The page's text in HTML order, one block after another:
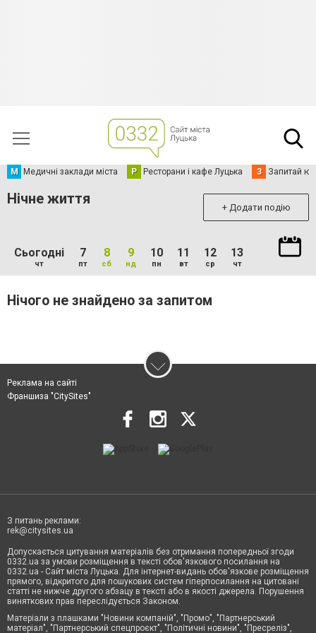
М Медичні заклади міста Р Ресторани і кафе Луцька З Запитай
Нічне життя + Додати подію
Сьогодні
чт
7
пт
8
сб
9
нд
10
пн
11
вт
12
ср
13
чт
Нічого не знайдено за запитом
Реклама на сайті
Франшиза "CitySites"
З питань реклами:
rek@citysites.ua
Допускається цитування матеріалів без отримання попередньої згоди
0332.ua за умови розміщення в тексті обов'язкового посилання на
0332.ua - Сайт міста Луцька. Для інтернет-видань обов'язкове розміщення
прямого, відкритого для пошукових систем гіперпосилання на цитовані
статті не нижче другого абзацу в тексті або в якості джерела. Порушення
виняткових прав переслідується Законом.
Матеріали з плашками "Новини компаній", "Промо", "Партнерський
матеріал", "Партнерський спецпроєкт", "Політичні новини", "Пресреліз",